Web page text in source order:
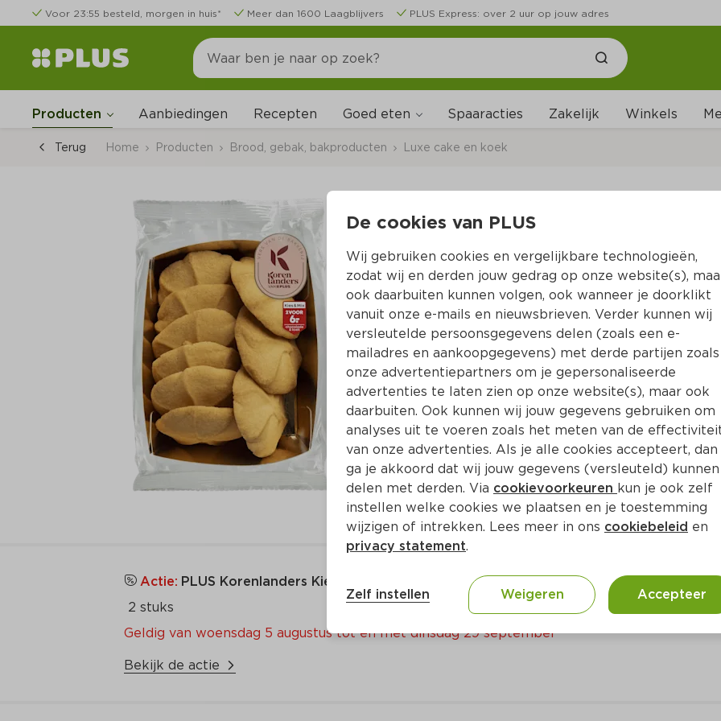
Voor 23:55 besteld, morgen in huis* Meer dan 1600 Laagblijvers PLUS Express: over 2 uur op jouw adres
Producten Aanbiedingen Recepten Goed eten Spaaracties Zakelijk Winkels
Terug Home Producten Brood, gebak, bakproducten Luxe cake en koek
PLUS Korenlanders
Per Doos 200 g  (per kilo €15.95)
3.19
Toevoegen
Actie: PLUS Korenlanders Kies & Mix Koek, cake en chocolade
2 stuks
Geldig van woensdag 5 augustus tot en met dinsdag 29 september
Bekijk de actie
De cookies van PLUS
Wij gebruiken cookies en vergelijkbare technologieën,
zodat wij en derden jouw gedrag op onze website(s),
ook daarbuiten kunnen volgen, ook wanneer je doorklikt
vanuit onze e-mails en nieuwsbrieven. Verder kunnen wij
versleutelde persoonsgegevens delen (zoals een e-
mailadres en aankoopgegevens) met derde partijen zoals
onze advertentiepartners om je gepersonaliseerde
advertenties te laten zien op onze website(s), maar ook
daarbuiten. Ook kunnen wij jouw gegevens gebruiken om
analyses uit te voeren zoals het meten van de
van onze advertenties. Als je alle cookies accepteert, dan
ga je akkoord dat wij jouw gegevens (versleuteld) kunnen
delen met derden. Via cookievoorkeuren kun je ook zelf
instellen welke cookies we plaatsen en je toestemming
wijzigen of intrekken. Lees meer in ons cookiebeleid en
privacy statement.
Zelf instellen Weigeren Accepteer